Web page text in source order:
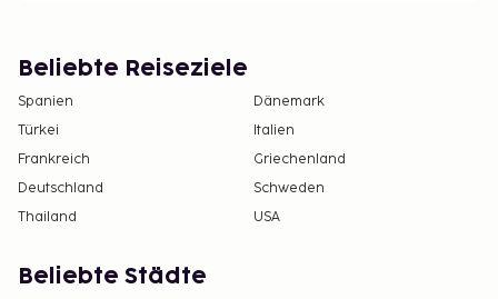
Beliebte Reiseziele
Spanien
Dänemark
Türkei
Italien
Frankreich
Griechenland
Deutschland
Schweden
Thailand
USA
Beliebte Städte